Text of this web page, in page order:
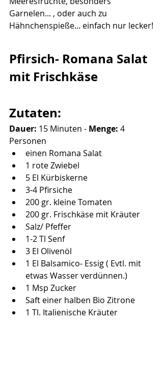
Garnelen... , oder auch zu
Hähnchenspieße... einfach nur lecker!
Pfirsich- Romana Salat
mit Frischkäse
Zutaten:
Dauer: 15 Minuten - Menge: 4
Personen
einen Romana Salat
1 rote Zwiebel
5 El Kürbiskerne
3-4 Pfirsiche
200 gr. kleine Tomaten
200 gr. Frischkäse mit Kräuter
Salz/ Pfeffer
1-2 Tl Senf
3 El Olivenöl
1 El Balsamico- Essig ( Evtl. mit
etwas Wasser verdünnen.)
1 Msp Zucker
Saft einer halben Bio Zitrone
1 Tl. Italienische Kräuter